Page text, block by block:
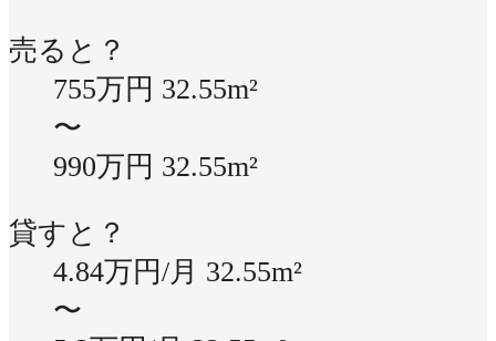
売ると？
755万円 32.55m²
〜
990万円 32.55m²
貸すと？
4.84万円/月 32.55m²
〜